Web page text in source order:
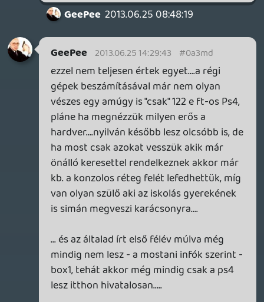
Vulpio 2013.06.25 14:09:39
Vulpio 2013.06.25 14:09:39 #0a3mc
"megjelenés bizonytalan eltolása okán a
lesz..."
szerintem pedig sokat mondok, ha a
magyar játékosok 10%-a vált nextgenre az
első félévben...
GeePee 2013.06.25 08:48:19
Louis 2013.06.25 10:45:43 #0a3mb
Nem tudtok egy új szavazásról, ahol a már
eltörölt drm miatt újraindították a
szavazást ki milyen gépet venne?
GeePee 2013.06.25 08:48:19 #0a3ma
a lényeg szerintem akkor is az, hogy a
magyarországi hivatalos megjelenés
bizonytalan eltolása okán a magyar